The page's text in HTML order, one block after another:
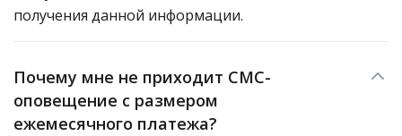
получения данной информации.
Почему мне не приходит СМС-
оповещение с размером
ежемесячного платежа?